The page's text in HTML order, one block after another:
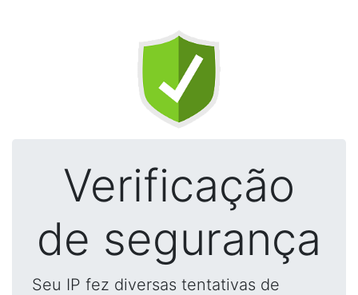
Verificação
de segurança
Seu IP fez diversas tentativas de